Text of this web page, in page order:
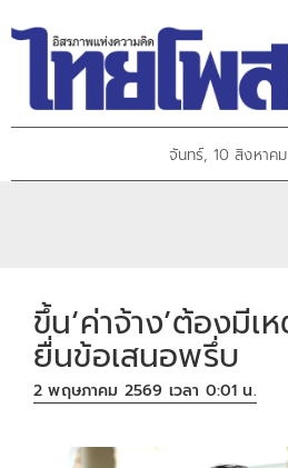
จันทร์, 10 สิงหาค
ขึ้น‘ค่าจ้าง’ต้องมีเ
ยื่นข้อเสนอพรึ่บ
2 พฤษภาคม 2569 เวลา 0:01 น.